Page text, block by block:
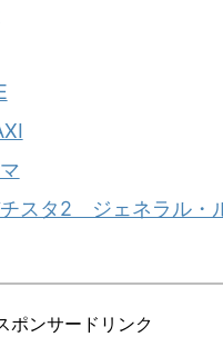
スタ2 ジェネラル・
ポンサードリンク